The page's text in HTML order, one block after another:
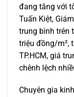
đang tăng với
Tuấn Kiệt,
trung bình trên
triệu đồng/m²,
TP.HCM, giá
chênh lệch
Chuyên gia